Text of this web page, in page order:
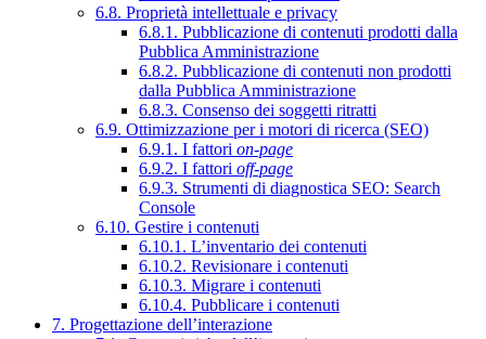
6.8. Proprietà intellettuale e privacy
6.8.1. Pubblicazione di contenuti prodotti dalla
Pubblica Amministrazione
6.8.2. Pubblicazione di contenuti non prodotti
dalla Pubblica Amministrazione
6.8.3. Consenso dei soggetti ritratti
6.9. Ottimizzazione per i motori di ricerca (SEO)
6.9.1. I fattori on-page
6.9.2. I fattori off-page
6.9.3. Strumenti di diagnostica SEO: Search
Console
6.10. Gestire i contenuti
6.10.1. L’inventario dei contenuti
6.10.2. Revisionare i contenuti
6.10.3. Migrare i contenuti
6.10.4. Pubblicare i contenuti
7. Progettazione dell’interazione